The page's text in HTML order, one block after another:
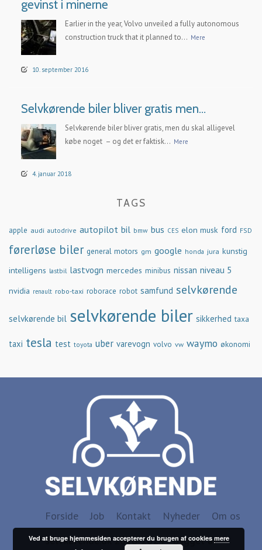
gevinst i minerne
Earlier in the year, Volvo unveiled a fully autonomous
construction truck that it planned to... Mere
10. september 2016
Selvkørende biler bliver gratis men…
Selvkørende biler bliver gratis, men du skal alligevel
købe noget – og det er faktisk... Mere
4. januar 2018
TAGS
apple audi autodrive autopilot bil bmw bus CES elon musk ford FSD
førerløse biler general motors gm google honda jura kunstig
intelligens lastbil lastvogn mercedes minibus nissan niveau 5
nvidia renault robo-taxi roborace robot samfund selvkørende
selvkørende bil selvkørende biler sikkerhed taxa
taxi tesla test toyota uber varevogn volvo vw waymo økonomi
Forside Job Kontakt Nyheder
Om os
selvkørende.dk 2016-2024 - Bygget af
Ved at bruge hjemmesiden accepterer du brugen af cookies mere